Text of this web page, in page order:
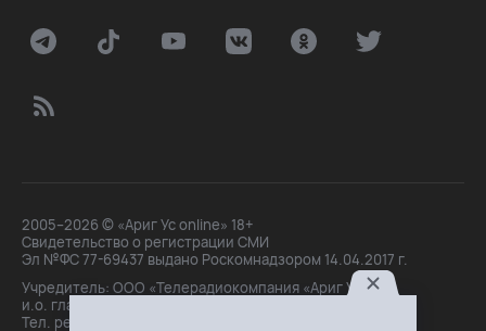
2005–2026 © «Ариг Ус online» 18+
Свидетельство о регистрации СМИ
Эл №ФС 77-69437 выдано Роскомнадзором 14.04.2017 г.
Учредитель: ООО «Телерадиокомпания «Ариг Ус»,
и.о. главного редактора: Маханова О.Б.
Тел. peдakции: +7(3012)21-30-14,